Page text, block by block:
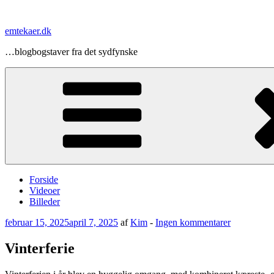
indhold
emtekaer.dk
…blogbogstaver fra det sydfynske
Forside
Videoer
Billeder
Udgivet
februar 15, 2025april 7, 2025 afKim - Ingen kommentarertil
Vinterferie